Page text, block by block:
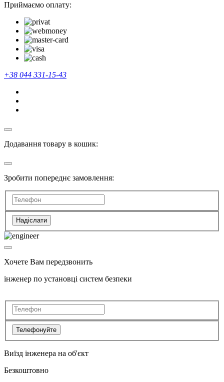
Приймаємо оплату:
+38 044 331-15-43
Додавання товару в кошик:
Зробити попереднє замовлення:
Надіслати
Хочете Вам передзвонить
інженер по установці систем безпеки
Телефонуйте
Виїзд інженера на об'єкт
Безкоштовно